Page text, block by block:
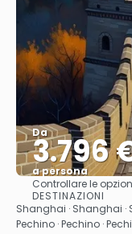
Da
3.796
a persona
Controllare le
DESTINAZIONI
Shanghai · Shanghai ·
Pechino · Pechino ·